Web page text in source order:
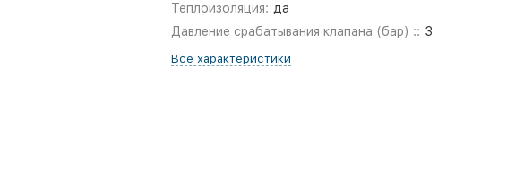
Теплоизоляция: да
Давление срабатывания клапана (бар) :: 3
Все характеристики